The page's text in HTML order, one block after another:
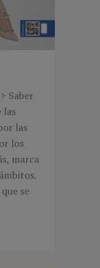
Saber
las
las
los
marca
se